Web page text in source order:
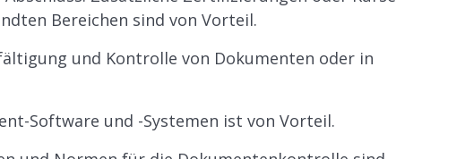
Bereichen sind von Vorteil.
und Kontrolle von Dokumenten oder in
Software und -Systemen ist von Vorteil.